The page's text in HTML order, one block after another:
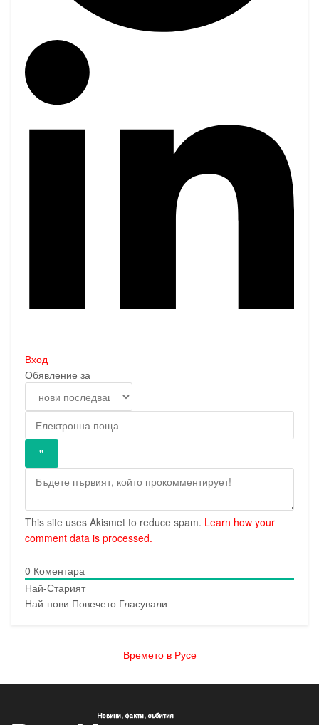
Вход
Обявление за
This site uses Akismet to reduce spam. Learn how your
comment data is processed.
0 Коментара
Най-Старият
Най-нови Повечето Гласували
Времето в Русе